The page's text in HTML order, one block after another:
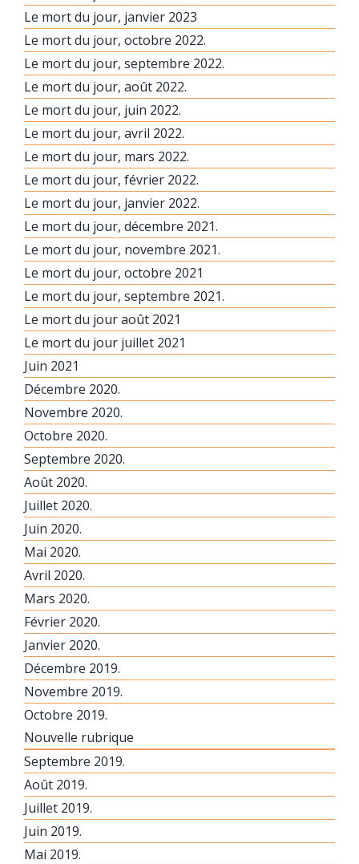
Le mort du jour, janvier 2023
Le mort du jour, octobre 2022.
Le mort du jour, septembre 2022.
Le mort du jour, août 2022.
Le mort du jour, juin 2022.
Le mort du jour, avril 2022.
Le mort du jour, mars 2022.
Le mort du jour, février 2022.
Le mort du jour, janvier 2022.
Le mort du jour, décembre 2021.
Le mort du jour, novembre 2021.
Le mort du jour, octobre 2021
Le mort du jour, septembre 2021.
Le mort du jour août 2021
Le mort du jour juillet 2021
Juin 2021
Décembre 2020.
Novembre 2020.
Octobre 2020.
Septembre 2020.
Août 2020.
Juillet 2020.
Juin 2020.
Mai 2020.
Avril 2020.
Mars 2020.
Février 2020.
Janvier 2020.
Décembre 2019.
Novembre 2019.
Octobre 2019.
Nouvelle rubrique
Septembre 2019.
Août 2019.
Juillet 2019.
Juin 2019.
Mai 2019.